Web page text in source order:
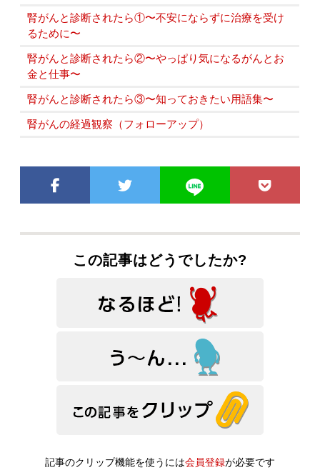
腎がんと診断されたら①〜不安にならずに治療を受け
るために〜
腎がんと診断されたら②〜やっぱり気になるがんとお
金と仕事〜
腎がんと診断されたら③〜知っておきたい用語集〜
腎がんの経過観察（フォローアップ）
この記事はどうでしたか?
記事のクリップ機能を使うには会員登録が必要です